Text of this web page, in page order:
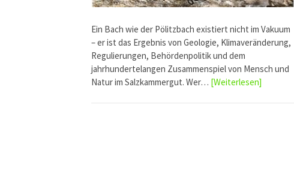
Ein Bach wie der Pölitzbach existiert nicht im Vakuum
– er ist das Ergebnis von Geologie, Klimaveränderung,
Regulierungen, Behördenpolitik und dem
jahrhundertelangen Zusammenspiel von Mensch und
Natur im Salzkammergut. Wer… [Weiterlesen]